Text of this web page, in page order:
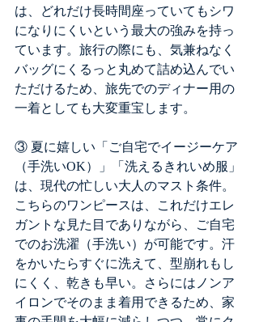
は、どれだけ長時間座っていてもシワ
になりにくいという最大の強みを持っ
ています。旅行の際にも、気兼ねなく
バッグにくるっと丸めて詰め込んでい
ただけるため、旅先でのディナー用の
一着としても大変重宝します。
③ 夏に嬉しい「ご自宅でイージーケア
（手洗いOK）」「洗えるきれいめ服」
は、現代の忙しい大人のマスト条件。
こちらのワンピースは、これだけエレ
ガントな見た目でありながら、ご自宅
でのお洗濯（手洗い）が可能です。汗
をかいたらすぐに洗えて、型崩れもし
にくく、乾きも早い。さらにはノンア
イロンでそのまま着用できるため、家